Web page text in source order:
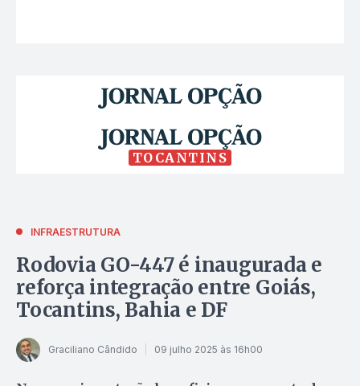
TOCANTINS
INFRAESTRUTURA
Rodovia GO-447 é inaugurada e
reforça integração entre Goiás,
Tocantins, Bahia e DF
Graciliano Cândido 09 julho 2025 às 16h00